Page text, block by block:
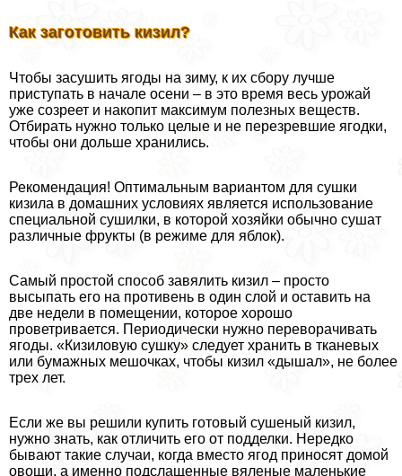
Как заготовить кизил?
Чтобы засушить ягоды на зиму, к их сбору лучше
приступать в начале осени – в это время весь урожай
уже созреет и накопит максимум полезных веществ.
Отбирать нужно только целые и не перезревшие ягодки,
чтобы они дольше хранились.
Рекомендация! Оптимальным вариантом для сушки
кизила в домашних условиях является использование
специальной сушилки, в которой хозяйки обычно сушат
различные фрукты (в режиме для яблок).
Самый простой способ завялить кизил – просто
высыпать его на противень в один слой и оставить на
две недели в помещении, которое хорошо
проветривается. Периодически нужно переворачивать
ягоды. «Кизиловую сушку» следует хранить в тканевых
или бумажных мешочках, чтобы кизил «дышал», не более
трех лет.
Если же вы решили купить готовый сушеный кизил,
нужно знать, как отличить его от подделки. Нередко
бывают такие случаи, когда вместо ягод приносят домой
овощи, а именно подслащенные вяленые маленькие